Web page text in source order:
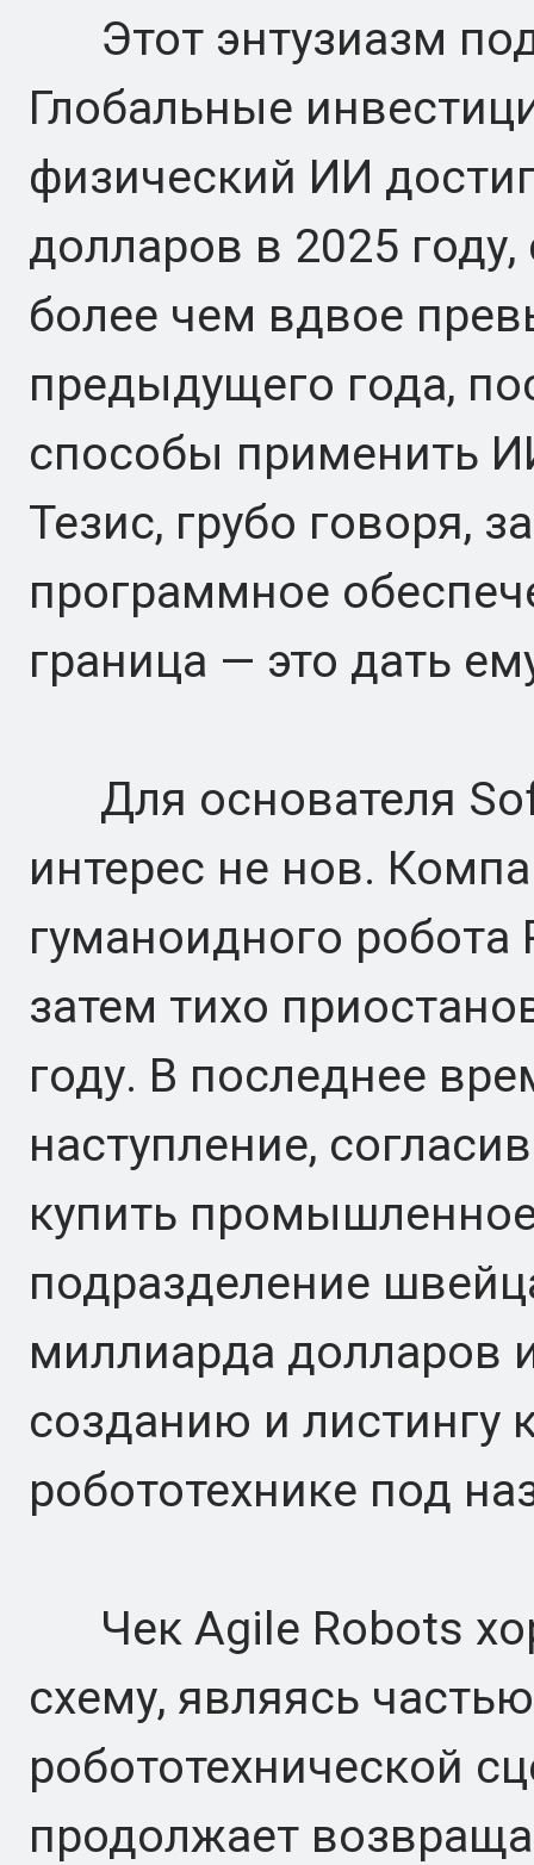
Этот энтузиазм
Глобальные
физический ИИ
долларов в 2025
более чем вдвое
предыдущего года,
способы применить
Тезис, грубо говоря,
программное
граница — это дать
Для основателя
интерес не нов.
гуманоидного робота
затем тихо
году. В последнее
наступление,
купить
подразделение
миллиарда долларов
созданию и листингу
робототехнике под
Чек Agile Robots
схему, являясь
робототехнической
продолжает